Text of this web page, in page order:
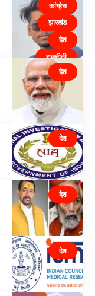
कांग्रेस
झारखंड
देश
राजनीती
देश
देश
देश
देश